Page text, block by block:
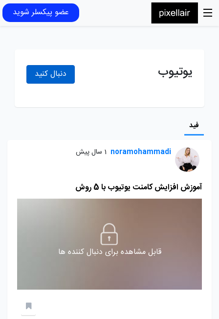
عضو پیکسلر شوید
یوتیوب دنبال کنید
فید
noramohammadi 1 سال پیش
آموزش افزایش کامنت یوتیوب با 5 روش
قابل مشاهده برای دنبال کننده ها